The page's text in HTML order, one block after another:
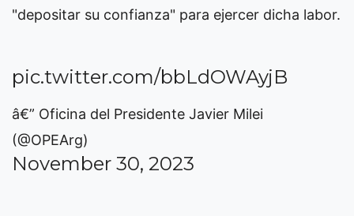
"depositar su confianza" para ejercer dicha labor.
pic.twitter.com/bbLdOWAyjB
â€” Oficina del Presidente Javier Milei
(@OPEArg)
November 30, 2023